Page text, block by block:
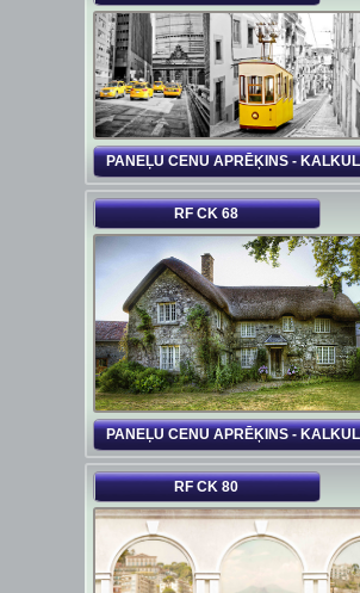
PANEĻU CENU APRĒĶINS -
RF CK 68
PANEĻU CENU APRĒĶINS -
RF CK 80